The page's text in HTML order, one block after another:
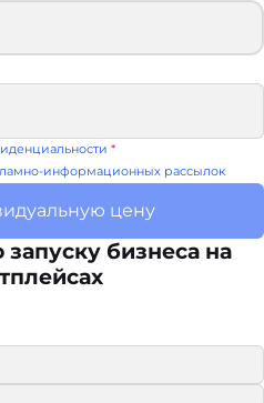
*
информационных рассылок
цену
бизнеса на